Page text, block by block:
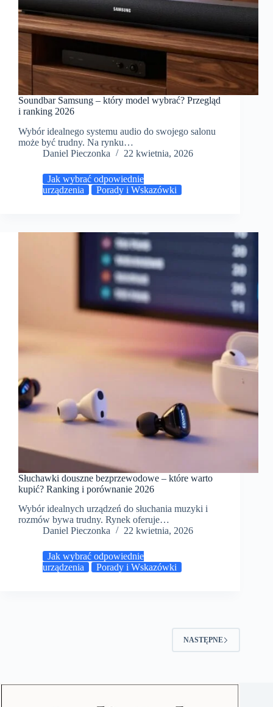
Soundbar Samsung – który model wybrać? Przegląd
i ranking 2026
Wybór idealnego systemu audio do swojego salonu
może być trudny. Na rynku…
Daniel Pieczonka
22 kwietnia, 2026
Jak wybrać odpowiednie
urządzenia
Porady i Wskazówki
Słuchawki douszne bezprzewodowe – które warto
kupić? Ranking i porównanie 2026
Wybór idealnych urządzeń do słuchania muzyki i
rozmów bywa trudny. Rynek oferuje…
Daniel Pieczonka
22 kwietnia, 2026
Jak wybrać odpowiednie
urządzenia
Porady i Wskazówki
NASTĘPNE